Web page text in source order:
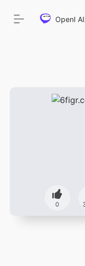
OpenI
0
DeepSeek-R1、V3满血版免